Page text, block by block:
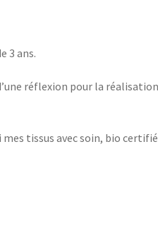
3 ans.
réflexion pour la
tissus avec soin, bio